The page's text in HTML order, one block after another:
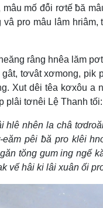
mố đô̆i rơtế ƀă
vâ pro mâu lâm
râng hnêa lăm
tơvât xơmong, pik
Xut dêi têa kơxôu a
plâi tơnêi Lệ Thanh tối:
hlê nhên la châ
pêi ƀă pro klêi
tŏng gum ing ngế
vế hâi ki lâi xuân ối